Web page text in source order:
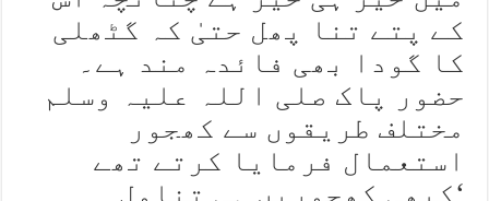
کے پتے تنا پھل حتیٰ کہ گٹھلی
کا گودا بھی فائدہ مند ہے۔
حضور پاک صلی اللہ علیہ وسلم
مختلف طریقوں سے کھجور
استعمال فرمایا کرتے تھے
‘کبھی کھجوریں ہی تناول